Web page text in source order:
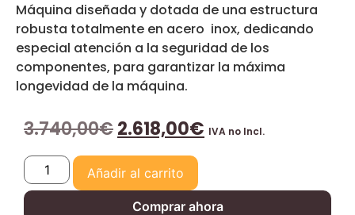
Máquina diseñada y dotada de una estructura
robusta totalmente en acero inox, dedicando
especial atención a la seguridad de los
componentes, para garantizar la máxima
longevidad de la máquina.
3.740,00€2.618,00€ IVA no Incl.
Añadir al carrito
Comprar ahora